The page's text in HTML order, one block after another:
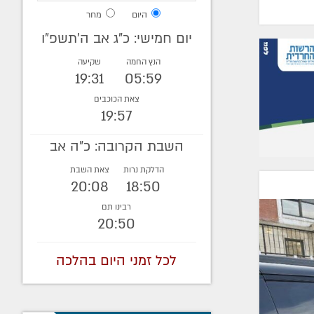
היום מחר
יום חמישי: כ"ג אב ה׳תשפ״ו
הנץ החמה
05:59
שקיעה
19:31
צאת הכוכבים
19:57
השבת הקרובה: כ"ה אב
הדלקת נרות
18:50
צאת השבת
20:08
רבינו תם
20:50
לכל זמני היום בהלכה